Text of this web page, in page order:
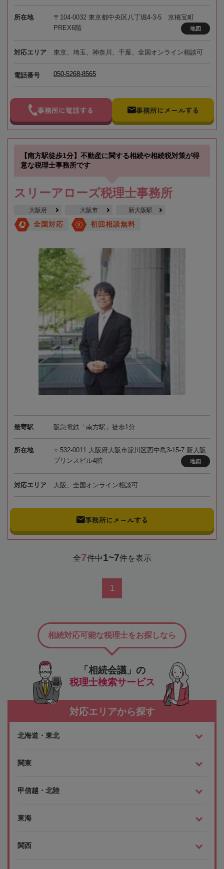
所在地
〒104-0032 東京都中央区八丁堀4-3-5 京橋宝町
PREX6階
地図
対応エリア 東京、埼玉、神奈川、千葉、全国オンライン相談可
電話番号 050-5268-8565
事務所に電話する 事務所にメールする
【南方駅徒歩1分】不動産に関する相続や相続税対策が得
意な税理士事務所です
スリーアローズ税理士事務所
大阪府 大阪市 新大阪駅
全国対応 初回相談無料
最寄駅 阪急電鉄「南方駅」徒歩1分
所在地
〒532-0011 大阪府大阪市淀川区西中島3-15-7 新大阪
プリンスビル4階
地図
対応エリア 大阪、全国オンライン相談可
事務所にメールする
全7件中1~7件を表示
1
「相続会議」の
税理士検索サービス
相続対応可能な税理士をお探しなら
対応エリアから探す
北海道・東北
関東
甲信越・北陸
東海
関西